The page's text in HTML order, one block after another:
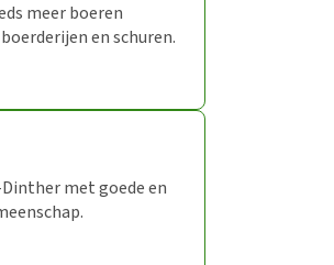
meer boeren
en schuren.
met goede en